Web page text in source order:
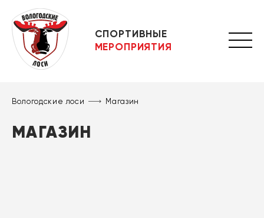
СПОРТИВНЫЕ
МЕРОПРИЯТИЯ
Вологодские лоси Магазин
МАГАЗИН